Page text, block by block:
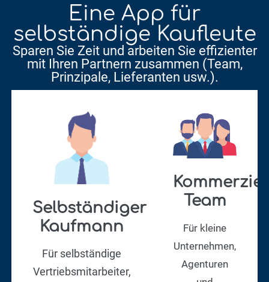
Eine App für
selbständige Kaufleute
Sparen Sie Zeit und arbeiten Sie effizienter
mit Ihren Partnern zusammen (Team,
Prinzipale, Lieferanten usw.).
Selbständiger
Kaufmann
Für selbständige
Vertriebsmitarbeiter,
Team
Für kleine
Unternehmen,
Agenturen